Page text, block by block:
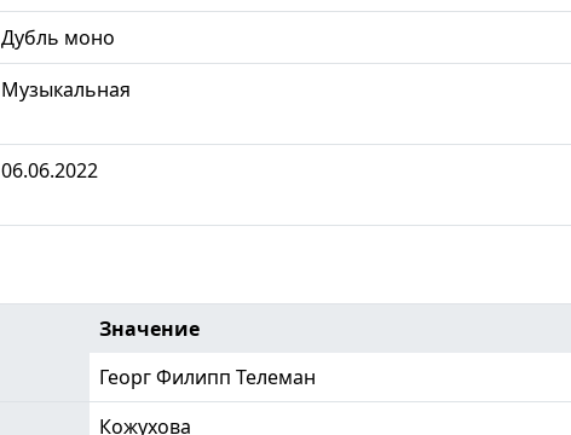
Дубль моно
Музыкальная
06.06.2022
Значение
Георг Филипп Телеман
Кожухова